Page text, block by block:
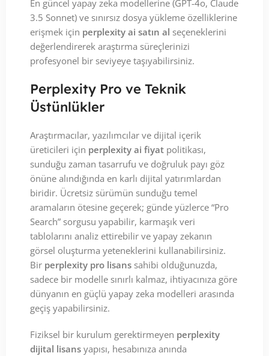
En güncel yapay zeka modellerine (GPT-4o, Claude
3.5 Sonnet) ve sınırsız dosya yükleme özelliklerine
erişmek için perplexity ai satın al seçeneklerini
değerlendirerek araştırma süreçlerinizi
profesyonel bir seviyeye taşıyabilirsiniz.
Perplexity Pro ve Teknik
Üstünlükler
Araştırmacılar, yazılımcılar ve dijital içerik
üreticileri için perplexity ai fiyat politikası,
sunduğu zaman tasarrufu ve doğruluk payı göz
önüne alındığında en karlı dijital yatırımlardan
biridir. Ücretsiz sürümün sunduğu temel
aramaların ötesine geçerek; günde yüzlerce “Pro
Search” sorgusu yapabilir, karmaşık veri
tablolarını analiz ettirebilir ve yapay zekanın
görsel oluşturma yeteneklerini kullanabilirsiniz.
Bir perplexity pro lisans sahibi olduğunuzda,
sadece bir modelle sınırlı kalmaz, ihtiyacınıza göre
dünyanın en güçlü yapay zeka modelleri arasında
geçiş yapabilirsiniz.
Fiziksel bir kurulum gerektirmeyen perplexity
dijital lisans yapısı, hesabınıza anında